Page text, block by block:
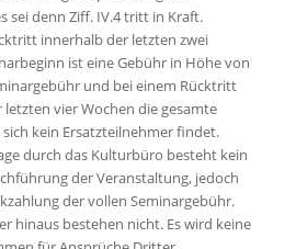
sei denn Ziff. IV.4 tritt in Kraft.
innerhalb der letzten zwei
ist eine Gebühr in Höhe von
und bei einem Rücktritt
vier Wochen die gesamte
sich kein Ersatzteilnehmer findet.
durch das Kulturbüro besteht kein
der Veranstaltung, jedoch
der vollen Seminargebühr.
hinaus bestehen nicht. Es wird keine